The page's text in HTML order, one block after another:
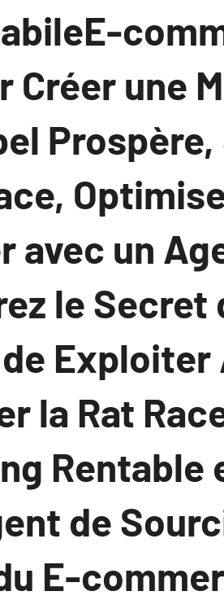
Créer une
avec un
le Secret
Exploiter
la Rat
Rentable
de
E-